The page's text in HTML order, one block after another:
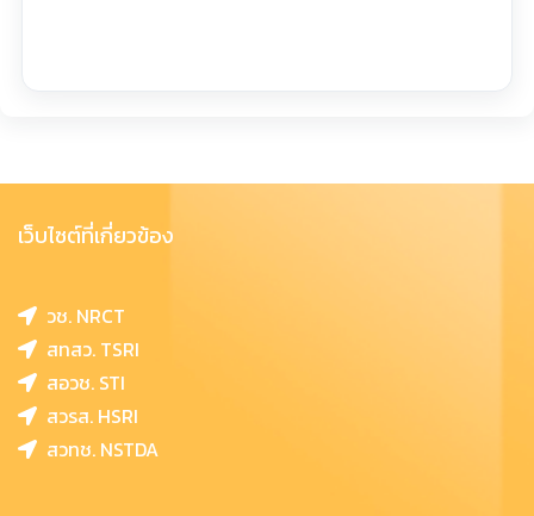
เว็บไซต์ที่เกี่ยวข้อง
วช. NRCT
สทสว. TSRI
สอวช. STI
สวรส. HSRI
สวทช. NSTDA